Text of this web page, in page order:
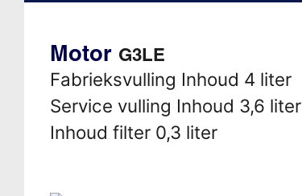
Motor G3LE
Fabrieksvulling Inhoud 4 liter
Service vulling Inhoud 3,6 liter
Inhoud filter 0,3 liter